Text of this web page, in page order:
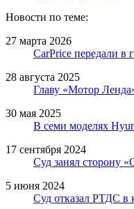
Новости по теме:
27 марта 2026
CarPrice передали в
28 августа 2025
Главу «Мотор
30 мая 2025
В семи моделях
17 сентября 2024
Суд занял сторону
5 июня 2024
Суд отказал РТДС в